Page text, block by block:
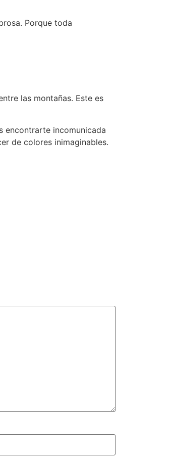
Porque toda
las montañas. Este es
encontrarte incomunicada
de colores inimaginables.